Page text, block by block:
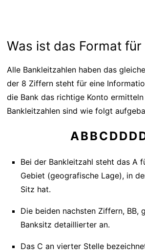
Was ist das Format für
Alle Bankleitzahlen haben das
der 8 Ziffern steht für eine
die Bank das richtige Konto ermitteln
Bankleitzahlen sind wie folgt
Bei der Bankleitzahl steht das A
Gebiet (geografische Lage), in
Sitz hat.
Die beiden nachsten Ziffern, BB,
Banksitz detaillierter an.
Das C an vierter Stelle